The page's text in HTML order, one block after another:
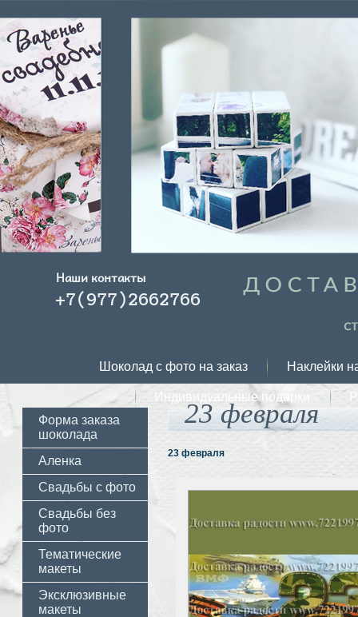
Шоколад с фото на заказ Наклейки
Индивидуальные подарки
Наши контакты
+7(977)2662766
Форма заказа
шоколада
Аленка
Cвадьбы с фото
Свадьбы без
фото
Тематические
макеты
Эксклюзивные
макеты
23 февраля
23 февраля